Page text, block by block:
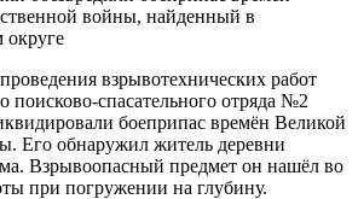
взрывотехнических работ
поисково-спасательного отряда №2
боеприпас времён Великой
Его обнаружил житель деревни
Взрывоопасный предмет он нашёл во
при погружении на глубину.